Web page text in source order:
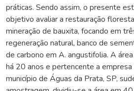
práticas. Sendo assim, o presente
objetivo avaliar a restauração
mineração de bauxita, focando em
regeneração natural, banco de
de carbono em A. angustifolia. A
há 20 anos e pertencente a empresa
município de Águas da Prata, SP,